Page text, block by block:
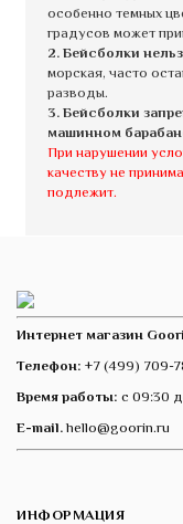
особенно темных
градусов может
2. Бейсболки
морская, часто
разводы.
3. Бейсболки
машинном
При нарушении
качеству не
подлежит.
Интернет магазин
Телефон: +7 (499) 709-
Время работы: с 09:30
E-mail. hello@goorin.ru
ИНФОРМАЦИЯ